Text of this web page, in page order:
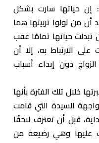
إن حياتها سارت بشكل
من تولوا تربيتها هما
تبدلت حياتها تمامًا عقب
الارتباط به، إلا أن
دون إبداء أسباب
خلال تلك الفترة بأنها
السيدة التي قامت
قبل أن تعترف لاحقًا
عليها وهي رضيعة من